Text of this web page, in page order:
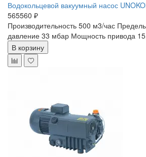
Водокольцевой вакуумный насос
565560 ₽
Производительность 500 м3/час
давление 33 мбар Мощность привода
В корзину